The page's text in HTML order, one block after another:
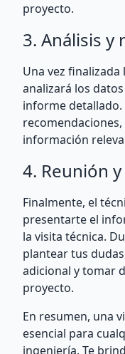
proyecto.
3. Análisis y
Una vez
analizará los
informe detallado.
información
4. Reunión
Finalmente, el
presentarte el
la visita técnica.
plantear tus
adicional y tomar
proyecto.
En resumen, una
esencial para
ingeniería. Te